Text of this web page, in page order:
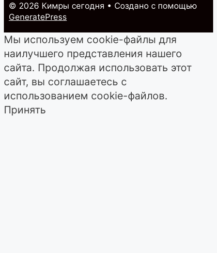
© 2026 Кимры cегодня • Создано с помощью
GeneratePress
Мы используем cookie-файлы для
наилучшего представления нашего
сайта. Продолжая использовать этот
сайт, вы соглашаетесь с
использованием cookie-файлов.
Принять